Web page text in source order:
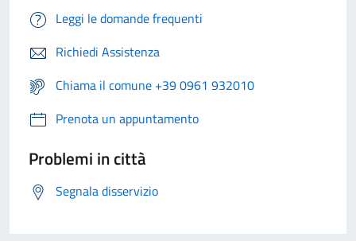
Leggi le domande frequenti
Richiedi Assistenza
Chiama il comune +39 0961 932010
Prenota un appuntamento
Problemi in città
Segnala disservizio